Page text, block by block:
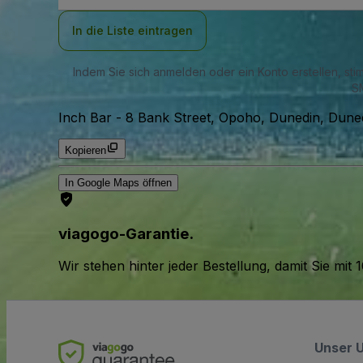
In die Liste eintragen
Indem Sie sich anmelden oder ein Konto erstellen,
Inch Bar - 8 Bank Street, Opoho, Dunedin,
Kopieren
In Google Maps öffnen
viagogo-Garantie.
Wir stehen hinter jeder Bestellung, damit Sie
Unser